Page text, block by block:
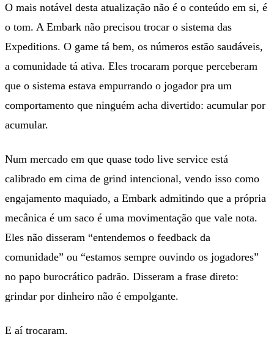
O mais notável desta atualização não é o conteúdo em si, é
o tom. A Embark não precisou trocar o sistema das
Expeditions. O game tá bem, os números estão saudáveis,
a comunidade tá ativa. Eles trocaram porque perceberam
que o sistema estava empurrando o jogador pra um
comportamento que ninguém acha divertido: acumular por
acumular.
Num mercado em que quase todo live service está
calibrado em cima de grind intencional, vendo isso como
engajamento maquiado, a Embark admitindo que a própria
mecânica é um saco é uma movimentação que vale nota.
Eles não disseram “entendemos o feedback da
comunidade” ou “estamos sempre ouvindo os jogadores”
no papo burocrático padrão. Disseram a frase direto:
grindar por dinheiro não é empolgante.
E aí trocaram.